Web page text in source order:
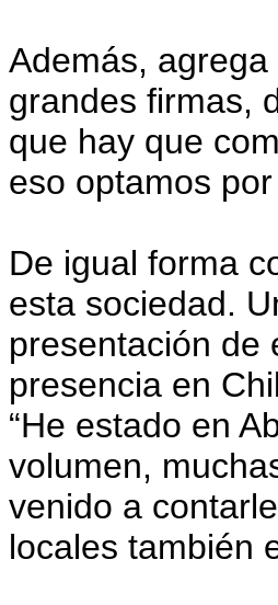
Además,
grandes firmas,
que hay que
eso optamos
De igual forma
esta sociedad.
presentación de
presencia en
“He estado en
volumen,
venido a
locales también